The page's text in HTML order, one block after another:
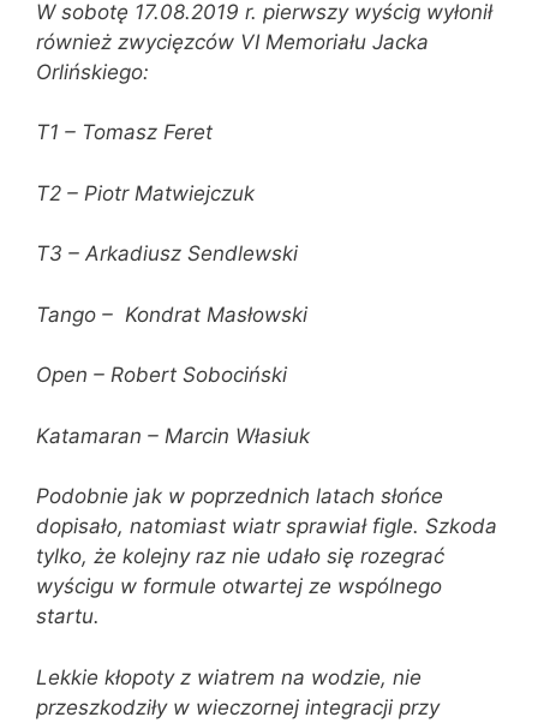
W sobotę 17.08.2019 r. pierwszy wyścig wyłonił
również zwycięzców VI Memoriału Jacka
Orlińskiego:
T1 – Tomasz Feret
T2 – Piotr Matwiejczuk
T3 – Arkadiusz Sendlewski
Tango – Kondrat Masłowski
Open – Robert Sobociński
Katamaran – Marcin Własiuk
Podobnie jak w poprzednich latach słońce
dopisało, natomiast wiatr sprawiał figle. Szkoda
tylko, że kolejny raz nie udało się rozegrać
wyścigu w formule otwartej ze wspólnego
startu.
Lekkie kłopoty z wiatrem na wodzie, nie
przeszkodziły w wieczornej integracji przy